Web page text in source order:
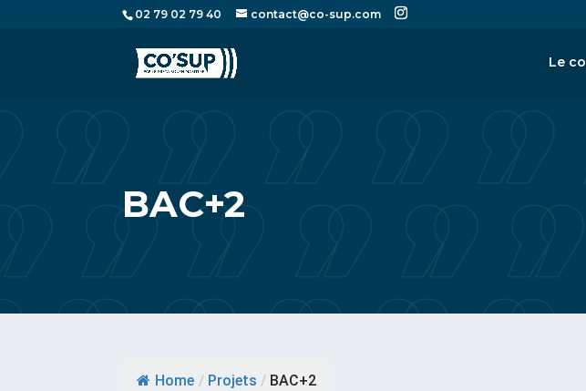
02 79 02 79 40 contact@co-sup.com
Le
BAC+2
Home / Projets / BAC+2